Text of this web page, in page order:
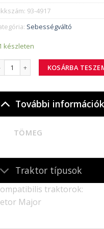
93-4917
Sebességváltó
készleten
4917 csapszeg mennyiség
KOSÁRBA
További információk
TÖMEG
Traktor típusok
traktorok:
Major